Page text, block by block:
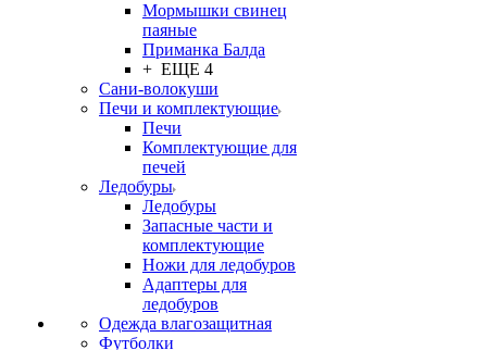
Мормышки свинец
паяные
Приманка Балда
+ ЕЩЕ 4
Сани-волокуши
Печи и комплектующие
Печи
Комплектующие для
печей
Ледобуры
Ледобуры
Запасные части и
комплектующие
Ножи для ледобуров
Адаптеры для
ледобуров
Одежда влагозащитная
Футболки